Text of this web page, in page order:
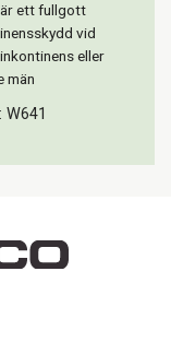
ett fullgott
vid
eller
män
W641